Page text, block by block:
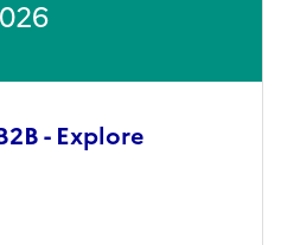
- Explore